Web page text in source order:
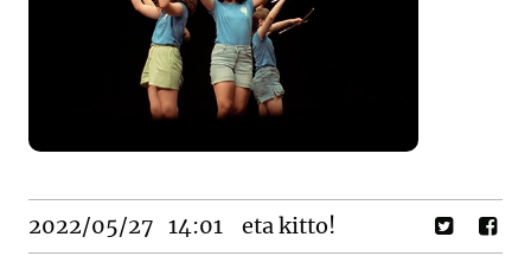
2022/05/27 14:01 eta kitto!